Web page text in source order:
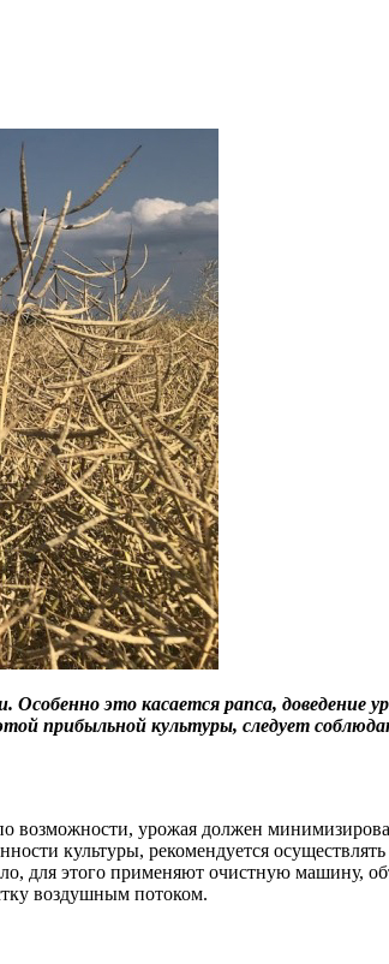
это касается рапса,
прибыльной культуры, следует
возможности, урожая должен
культуры, рекомендуется
для этого применяют очистную машину,
воздушным потоком.